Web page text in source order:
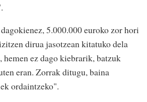
5.000.000 euroko zor hori
dirua jasotzean kitatuko dela
ez dago kiebrarik, batzuk
eran. Zorrak ditugu, baina
ordaintzeko".